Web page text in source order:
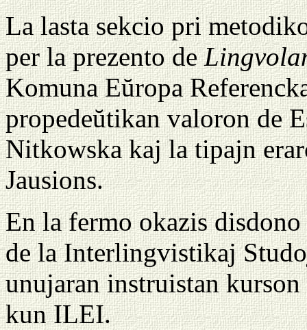
La lasta sekcio pri
per la prezento de
Komuna Eŭropa
propedeŭtikan valoron de
Nitkowska kaj la tipajn
Jausions.
En la fermo okazis
de la Interlingvistikaj
unujaran instruistan
kun ILEI.